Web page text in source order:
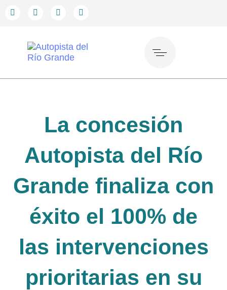
La concesión
Autopista del Río
Grande finaliza con
éxito el 100% de
las intervenciones
prioritarias en su